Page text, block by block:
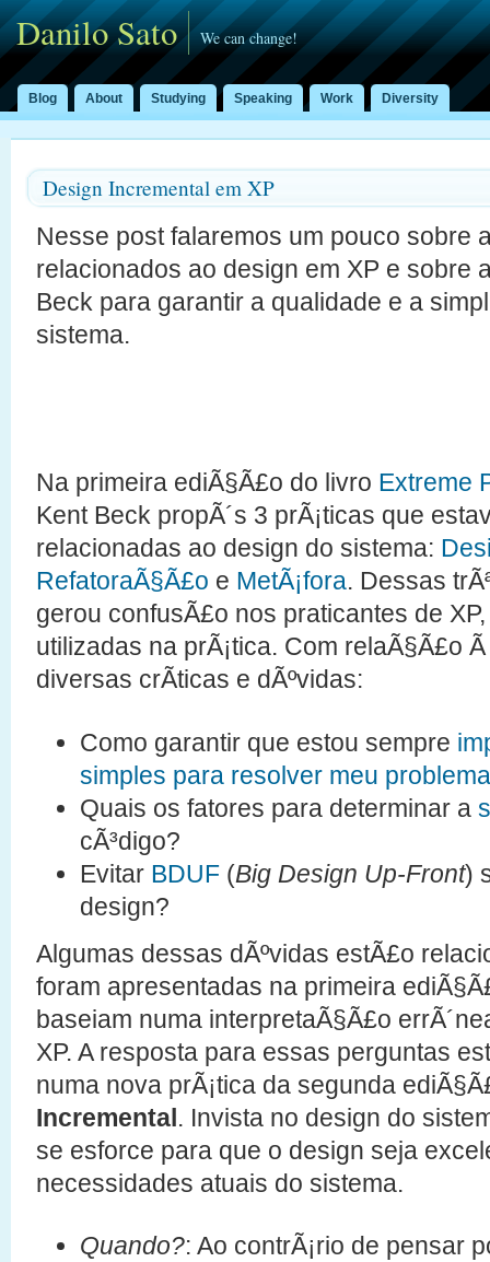
Danilo Sato We can change!
Blog About Studying Speaking Work Diversity
Design Incremental em XP
Nesse post falaremos um pouco sobre
relacionados ao design em XP e sobre
Beck para garantir a qualidade e a
sistema.
Na primeira ediÃ§Ã£o do livro Extreme
Kent Beck propÃ´s 3 prÃ¡ticas que
relacionadas ao design do sistema:
RefatoraÃ§Ã£o e MetÃ¡fora. Dessas
gerou confusÃ£o nos praticantes de
utilizadas na prÃ¡tica. Com relaÃ§Ã£o
diversas crÃ­ticas e dÃºvidas:
Como garantir que estou sempre
simples para resolver meu problema
Quais os fatores para determinar a
cÃ³digo?
Evitar BDUF (Big Design Up-Front)
design?
Algumas dessas dÃºvidas estÃ£o
foram apresentadas na primeira
baseiam numa interpretaÃ§Ã£o
XP. A resposta para essas perguntas
numa nova prÃ¡tica da segunda
Incremental. Invista no design do
se esforce para que o design seja
necessidades atuais do sistema.
Quando?: Ao contrÃ¡rio de pensar